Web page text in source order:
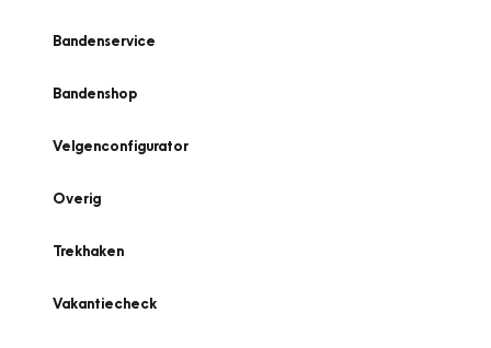
Bandenservice
Bandenshop
Velgenconfigurator
Overig
Trekhaken
Vakantiecheck